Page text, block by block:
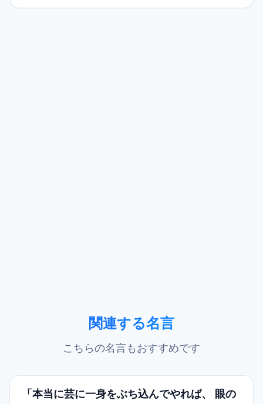
関連する名言
こちらの名言もおすすめです
「本当に芸に一身をぶち込んでやれば、 眼の